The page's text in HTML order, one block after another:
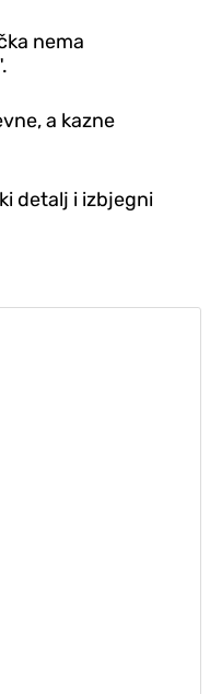
nema
a kazne
detalj i izbjegni